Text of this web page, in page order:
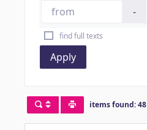
-
find full texts
Apply
items found: 48